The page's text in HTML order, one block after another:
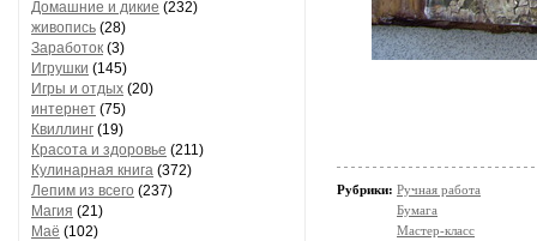
Домашние и дикие (232)
живопись (28)
Заработок (3)
Игрушки (145)
Игры и отдых (20)
интернет (75)
Квиллинг (19)
Красота и здоровье (211)
Кулинарная книга (372)
Лепим из всего (237)
Магия (21)
Маё (102)
Рубрики: Ручная работа
Бумага
Мастер-класс